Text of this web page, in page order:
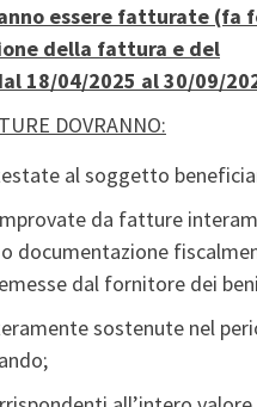
essere fatturate (fa
della fattura e del
18/04/2025 al 30/09/
DOVRANNO:
al soggetto
da fatture
documentazione
dal fornitore dei
sostenute nel